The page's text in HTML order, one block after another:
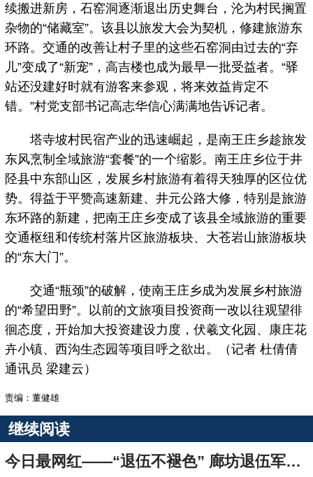
续搬进新房，石窑洞逐渐退出历史舞台，沦为村民搁置
杂物的“储藏室”。该县以旅发大会为契机，修建旅游东
环路。交通的改善让村子里的这些石窑洞由过去的“弃
儿”变成了“新宠”，高吉楼也成为最早一批受益者。“驿
站还没建好时就有游客来参观，将来效益肯定不
错。”村党支部书记高志华信心满满地告诉记者。
塔寺坡村民宿产业的迅速崛起，是南王庄乡趁旅发
东风烹制全域旅游“套餐”的一个缩影。南王庄乡位于井
陉县中东部山区，发展乡村旅游有着得天独厚的区位优
势。得益于平赞高速新建、井元公路大修，特别是旅游
东环路的新建，把南王庄乡变成了该县全域旅游的重要
交通枢纽和传统村落片区旅游板块、大苍岩山旅游板块
的“东大门”。
交通“瓶颈”的破解，使南王庄乡成为发展乡村旅游
的“希望田野”。以前的文旅项目投资商一改以往观望徘
徊态度，开始加大投资建设力度，伏羲文化园、康庄花
卉小镇、西沟生态园等项目呼之欲出。（记者 杜倩倩
通讯员 梁建云）
责编：董健雄
继续阅读
今日最网红——“退伍不褪色” 廊坊退伍军人火海救人